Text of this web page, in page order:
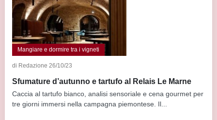
Mangiare e dormire tra i vigneti
di Redazione 26/10/23
Sfumature d’autunno e tartufo al Relais Le Marne
Caccia al tartufo bianco, analisi sensoriale e cena gourmet per
tre giorni immersi nella campagna piemontese. Il...